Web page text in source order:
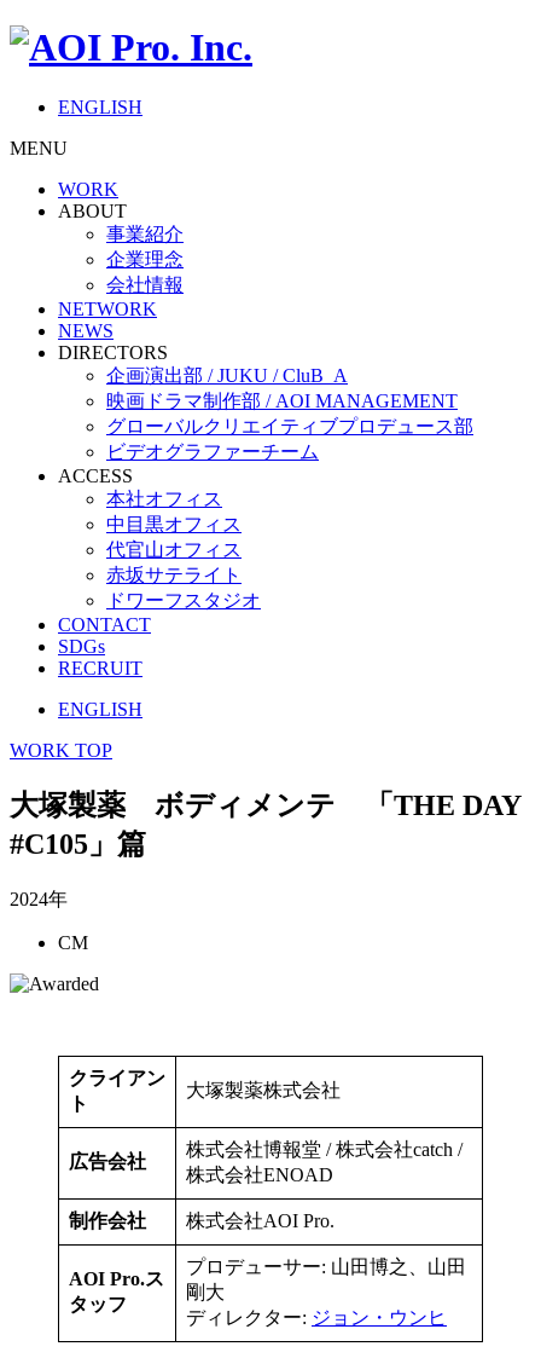
ENGLISH
MENU
WORK
ABOUT
事業紹介
企業理念
会社情報
NETWORK
NEWS
DIRECTORS
企画演出部 / JUKU / CluB_A
映画ドラマ制作部 / AOI MANAGEMENT
グローバルクリエイティブプロデュース部
ビデオグラファーチーム
ACCESS
本社オフィス
中目黒オフィス
代官山オフィス
赤坂サテライト
ドワーフスタジオ
CONTACT
SDGs
RECRUIT
ENGLISH
WORK TOP
大塚製薬 ボディメンテ 「THE DAY
#C105」篇
2024年
CM
クライアン
ト
大塚製薬株式会社
広告会社
株式会社博報堂 / 株式会社catch /
株式会社ENOAD
制作会社 株式会社AOI Pro.
AOI Pro.ス
タッフ
プロデューサー: 山田博之、山田
剛大
ディレクター: ジョン・ウンヒ